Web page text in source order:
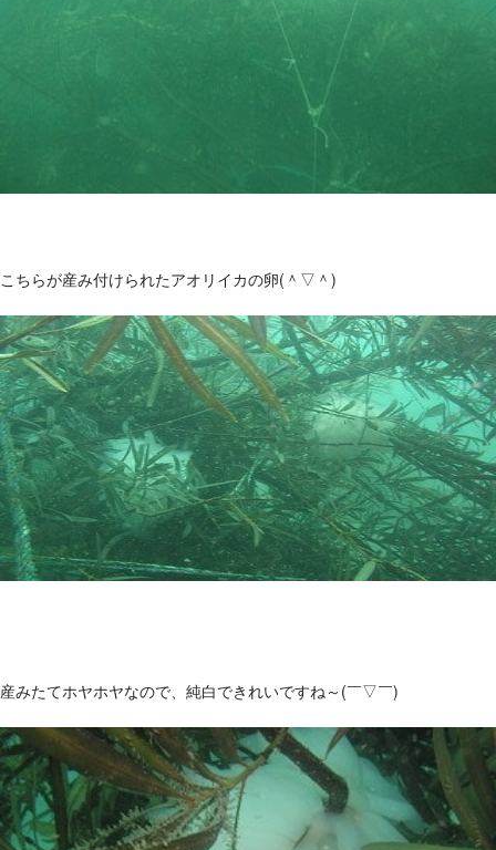
こちらが産み付けられたアオリイカの卵(＾▽＾)
産みたてホヤホヤなので、純白できれいですね～(￣▽￣)